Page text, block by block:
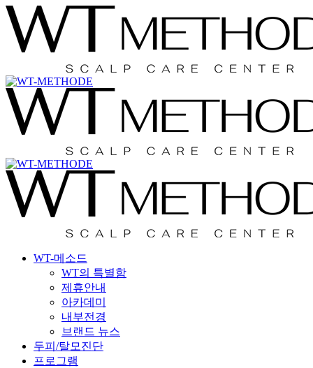
국내 최초 두피케어 브랜드
국내 최초 두피케어 브랜드
Skip
to
main
content
Menu
WT-메소드
WT의 특별함
제휴안내
아카데미
내부전경
브랜드 뉴스
두피/탈모진단
프로그램